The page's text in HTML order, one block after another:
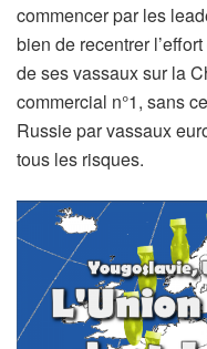
commencer par les
bien de recentrer
de ses vassaux sur la
commercial n°1, sans
Russie par vassaux
tous les risques.